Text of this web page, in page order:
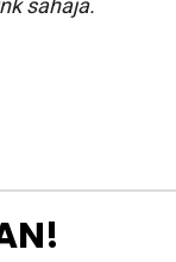
sahaja.